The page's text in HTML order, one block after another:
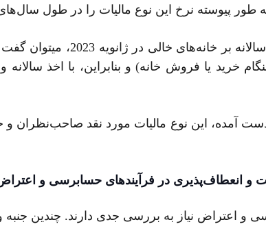
طور پیوسته نرخ این نوع مالیات را در طول
با افزایش مالیات
خرید یا فروش خانه) و بنابراین، با اخذ
آمده، این نوع مالیات مورد نقد صاحب‌نظران و
و انعطاف‌پذیری در فرآیندهای حسابرسی و
و اعتراض نیاز به بررسی جدی دارند. چندین جنبه